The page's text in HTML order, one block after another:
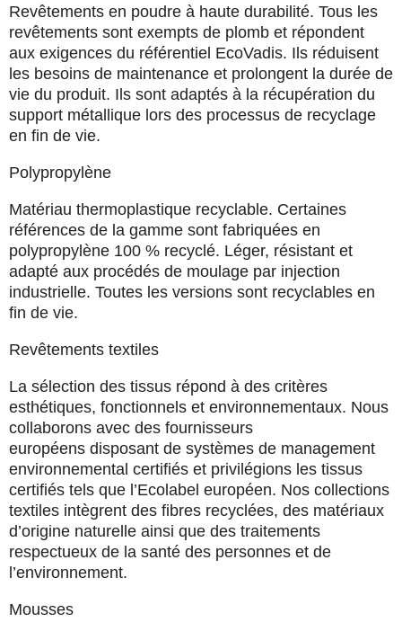
Revêtements en poudre à haute durabilité. Tous les
revêtements sont exempts de plomb et répondent
aux exigences du référentiel EcoVadis. Ils réduisent
les besoins de maintenance et prolongent la durée de
vie du produit. Ils sont adaptés à la récupération du
support métallique lors des processus de recyclage
en fin de vie.
Polypropylène
Matériau thermoplastique recyclable. Certaines
références de la gamme sont fabriquées en
polypropylène 100 % recyclé. Léger, résistant et
adapté aux procédés de moulage par injection
industrielle. Toutes les versions sont recyclables en
fin de vie.
Revêtements textiles
La sélection des tissus répond à des critères
esthétiques, fonctionnels et environnementaux. Nous
collaborons avec des fournisseurs
européens disposant de systèmes de management
environnemental certifiés et privilégions les tissus
certifiés tels que l’Ecolabel européen. Nos collections
textiles intègrent des fibres recyclées, des matériaux
d’origine naturelle ainsi que des traitements
respectueux de la santé des personnes et de
l’environnement.
Mousses